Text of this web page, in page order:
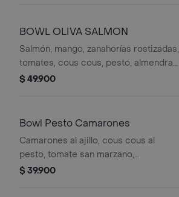
BOWL OLIVA SALMON
Salmón, mango, zanahorías rostizadas,
tomates, cous cous, pesto, almendra,
tomate, ajonjolí, espinacas, aderezo
$ 49.900
Bowl Pesto Camarones
Camarones al ajillo, cous cous al
pesto, tomate san marzano,
champiñones parís y zanahorias
$ 39.900